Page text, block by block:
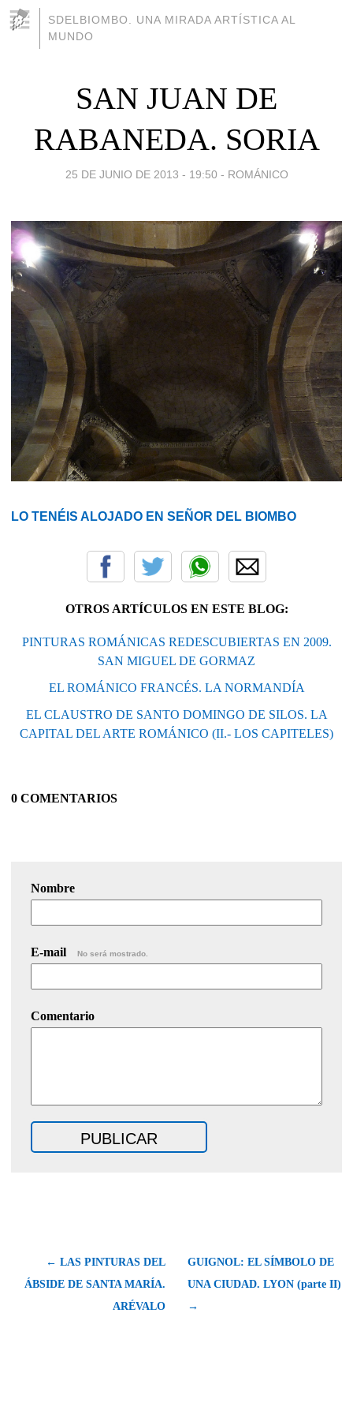
SDELBIOMBO. UNA MIRADA ARTÍSTICA AL
MUNDO
SAN JUAN DE
RABANEDA. SORIA
25 DE JUNIO DE 2013 - 19:50 - ROMÁNICO
LO TENÉIS ALOJADO EN SEÑOR DEL BIOMBO
OTROS ARTÍCULOS EN ESTE BLOG:
PINTURAS ROMÁNICAS REDESCUBIERTAS EN 2009.
SAN MIGUEL DE GORMAZ
EL ROMÁNICO FRANCÉS. LA NORMANDÍA
EL CLAUSTRO DE SANTO DOMINGO DE SILOS. LA
CAPITAL DEL ARTE ROMÁNICO (II.- LOS CAPITELES)
0 COMENTARIOS
Nombre
E-mail No será mostrado.
Comentario
← LAS PINTURAS DEL
ÁBSIDE DE SANTA MARÍA.
ARÉVALO
GUIGNOL: EL SÍMBOLO DE
UNA CIUDAD. LYON (parte II)
→